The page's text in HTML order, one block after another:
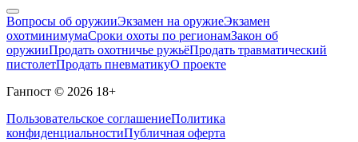
Вопросы об оружииЭкзамен на оружиеЭкзамен
охотминимумаСроки охоты по регионамЗакон об
оружииПродать охотничье ружьёПродать травматический
пистолетПродать пневматикуО проекте
Ганпост © 2026 18+
Пользовательское соглашениеПолитика
конфиденциальностиПубличная оферта